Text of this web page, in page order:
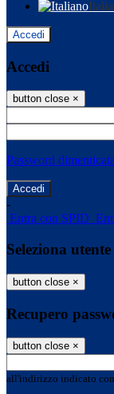
Accedi
Accedi
button close ×
Password
-
Entra con SPID
Seleziona utente
button close ×
Recupero
button close ×
all'indirizzo indicato